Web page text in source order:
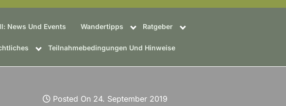
News Und Events Wandertipps Ratgeber
Teilnahmebedingungen Und Hinweise
Posted On 24. September 2019